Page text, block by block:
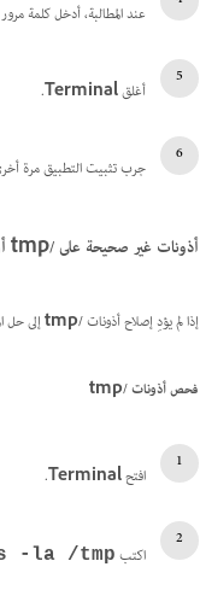
عند المطالبة، أدخل كلمة
أغلقTerminal
.
جرب تثبيت التطبيق مرة
أذونات غير صحيحة على/tmp
إذا لم يؤدِ إصلاح أذونات/tmp إلى حل
فحص أذونات/tmp
افتحTerminal
.
اكتب -la /tmp